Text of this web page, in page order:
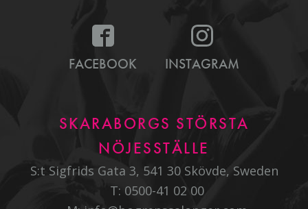
FACEBOOK INSTAGRAM
SKARABORGS STÖRSTA
NÖJESSTÄLLE
S:t Sigfrids Gata 3, 541 30 Skövde, Sweden
T: 0500-41 02 00